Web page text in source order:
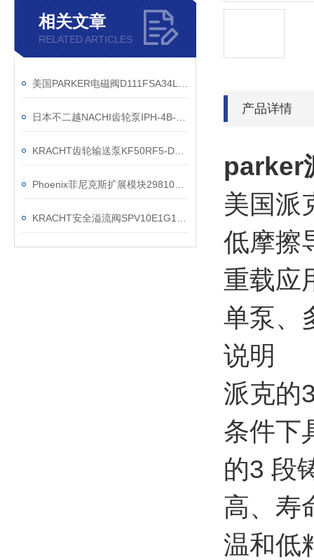
相关文章
RELATED ARTICLES
产品详情
parker
美国派
低摩擦
重载应
单泵、
说明
派克的
条件下
的3 段
高、寿
温和低